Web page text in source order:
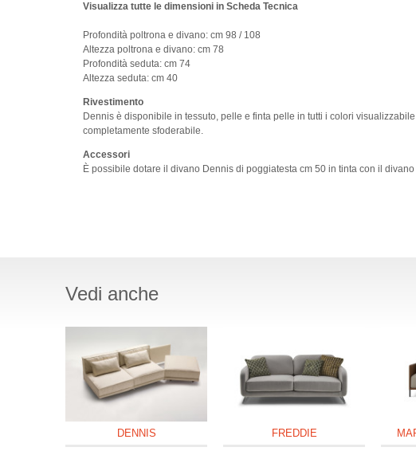
Visualizza tutte le dimensioni in Scheda Tecnica
Profondità poltrona e divano: cm 98 / 108
Altezza poltrona e divano: cm 78
Profondità seduta: cm 74
Altezza seduta: cm 40
Rivestimento
Dennis è disponibile in tessuto, pelle e finta pelle in tutti i colori
completamente sfoderabile.
Accessori
È possibile dotare il divano Dennis di poggiatesta cm 50 in tinta con il divano
Vedi anche
DENNIS FREDDIE